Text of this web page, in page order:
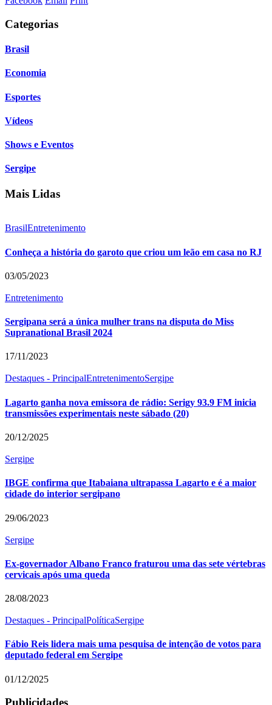
Categorias
Brasil
Economia
Esportes
Vídeos
Shows e Eventos
Sergipe
Mais Lidas
BrasilEntretenimento
Conheça a história do garoto que criou um leão em casa no RJ
03/05/2023
Entretenimento
Sergipana será a única mulher trans na disputa do Miss
Supranational Brasil 2024
17/11/2023
Destaques - PrincipalEntretenimentoSergipe
Lagarto ganha nova emissora de rádio: Serigy 93.9 FM inicia
transmissões experimentais neste sábado (20)
20/12/2025
Sergipe
IBGE confirma que Itabaiana ultrapassa Lagarto e é a maior
cidade do interior sergipano
29/06/2023
Sergipe
Ex-governador Albano Franco fraturou uma das sete vértebras
cervicais após uma queda
28/08/2023
Destaques - PrincipalPolíticaSergipe
Fábio Reis lidera mais uma pesquisa de intenção de votos para
deputado federal em Sergipe
01/12/2025